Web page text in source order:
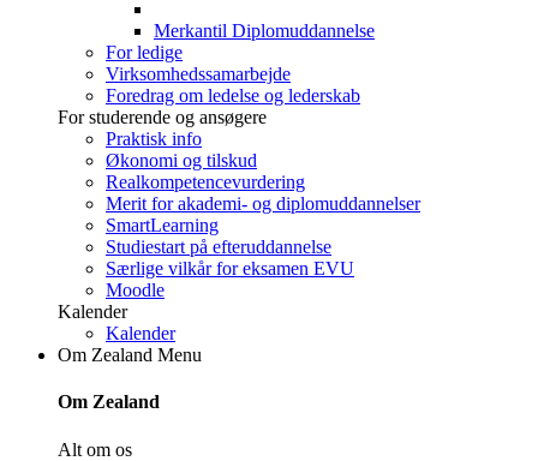
Merkantil Diplomuddannelse
For ledige
Virksomhedssamarbejde
Foredrag om ledelse og lederskab
For studerende og ansøgere
Praktisk info
Økonomi og tilskud
Realkompetencevurdering
Merit for akademi- og diplomuddannelser
SmartLearning
Studiestart på efteruddannelse
Særlige vilkår for eksamen EVU
Moodle
Kalender
Kalender
Om Zealand Menu
Om Zealand
Alt om os